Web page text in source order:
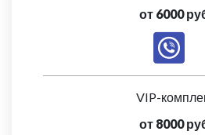
от 6000
VIP-
от 8000